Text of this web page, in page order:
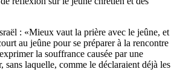
: «Mieux vaut la prière avec le jeûne, et
au jeûne pour se préparer à la rencontre
la souffrance causée par une
laquelle, comme le déclaraient déjà les